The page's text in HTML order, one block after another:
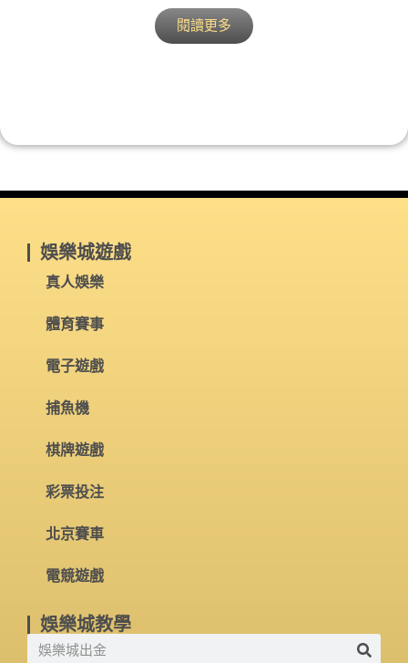
閱讀更多
娛樂城遊戲
真人娛樂
體育賽事
電子遊戲
捕魚機
棋牌遊戲
彩票投注
北京賽車
電競遊戲
娛樂城教學